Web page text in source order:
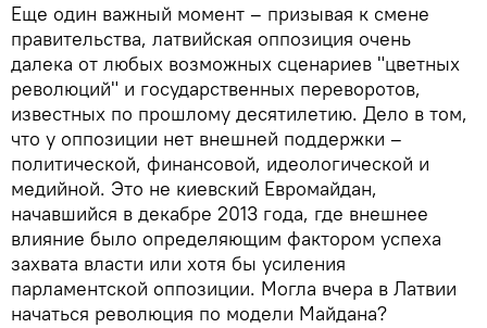
Еще один важный момент – призывая к смене
правительства, латвийская оппозиция очень
далека от любых возможных сценариев "цветных
революций" и государственных переворотов,
известных по прошлому десятилетию. Дело в том,
что у оппозиции нет внешней поддержки –
политической, финансовой, идеологической и
медийной. Это не киевский Евромайдан,
начавшийся в декабре 2013 года, где внешнее
влияние было определяющим фактором успеха
захвата власти или хотя бы усиления
парламентской оппозиции. Могла вчера в Латвии
начаться революция по модели Майдана?